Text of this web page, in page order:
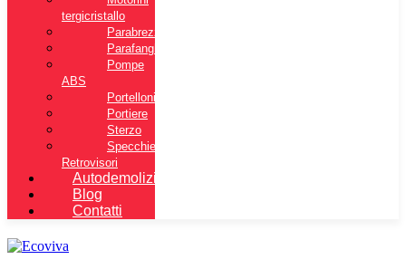
tergicristallo
Parabrezza
Parafanghi
Pompe
ABS
Portelloni
Portiere
Sterzo
Specchietti
Retrovisori
Autodemolizione
Blog
Contatti